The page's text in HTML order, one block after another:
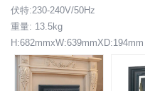
伏特:230-240V/50Hz
重量: 13.5kg
H:682mmxW:639mmXD:194mm